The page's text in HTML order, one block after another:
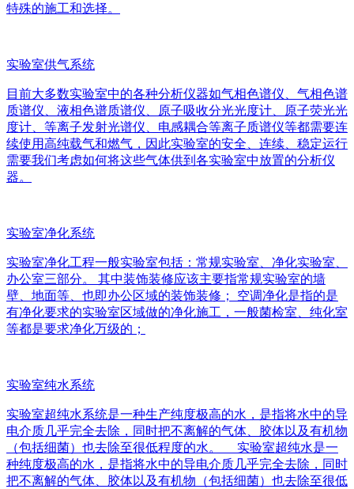
特殊的施工和选择。
实验室供气系统
目前大多数实验室中的各种分析仪器如气相色谱仪、气相色谱
质谱仪、液相色谱质谱仪、原子吸收分光光度计、原子荧光光
度计、等离子发射光谱仪、电感耦合等离子质谱仪等都需要连
续使用高纯载气和燃气，因此实验室的安全、连续、稳定运行
需要我们考虑如何将这些气体供到各实验室中放置的分析仪
器。
实验室净化系统
实验室净化工程一般实验室包括：常规实验室、净化实验室、
办公室三部分。 其中装饰装修应该主要指常规实验室的墙
壁、地面等、也即办公区域的装饰装修； 空调净化是指的是
有净化要求的实验室区域做的净化施工，一般菌检室、纯化室
等都是要求净化万级的；
实验室纯水系统
实验室超纯水系统是一种生产纯度极高的水，是指将水中的导
电介质几乎完全去除，同时把不离解的气体、胶体以及有机物
（包括细菌）也去除至很低程度的水。 实验室超纯水是一
种纯度极高的水，是指将水中的导电介质几乎完全去除，同时
把不离解的气体、胶体以及有机物（包括细菌）也去除至很低